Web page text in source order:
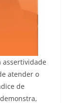
assertividade
atender o
de